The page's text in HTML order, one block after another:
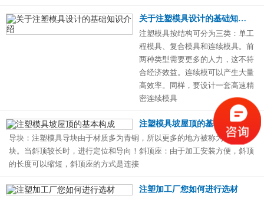
关于注塑模具设计的基础知识介绍
注塑模具按结构可分为三类：单工
程模具、复合模具和连续模具。前
两种类型需要更多的人力，这不符
合经济效益。连续模可以产生大量
高效率。同样，要设计一套高速精
密连续模具
注塑模具坡屋顶的基本构成
导块：注塑模具导块由于材质多为青铜，所以更多的地方被称为青铜导
块。当斜顶较长时，进行定位和导向！斜顶座：由于加工安装方便，斜顶
的长度可以缩短，斜顶座的方式是连接
注塑加工厂您如何进行选材